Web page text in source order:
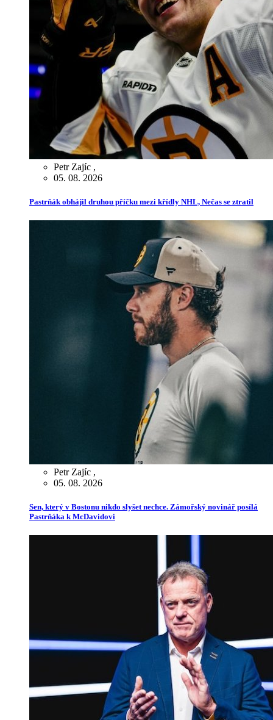
Petr Zajíc ,
05. 08. 2026
Pastrňák obhájil druhou příčku mezi křídly NHL, Nečas se ztratil
Petr Zajíc ,
05. 08. 2026
Sen, který v Bostonu nikdo slyšet nechce. Zámořský novinář posílá
Pastrňáka k McDavidovi